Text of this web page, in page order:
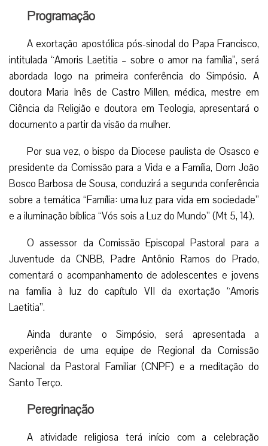
Programação
A exortação apostólica pós-sinodal do Papa Francisco,
intitulada “Amoris Laetitia – sobre o amor na família”, será
abordada logo na primeira conferência do Simpósio. A
doutora Maria Inês de Castro Millen, médica, mestre em
Ciência da Religião e doutora em Teologia, apresentará o
documento a partir da visão da mulher.
Por sua vez, o bispo da Diocese paulista de Osasco e
presidente da Comissão para a Vida e a Família, Dom João
Bosco Barbosa de Sousa, conduzirá a segunda conferência
sobre a temática “Família: uma luz para vida em sociedade”
e a iluminação bíblica “Vós sois a Luz do Mundo” (Mt 5, 14).
O assessor da Comissão Episcopal Pastoral para a
Juventude da CNBB, Padre Antônio Ramos do Prado,
comentará o acompanhamento de adolescentes e jovens
na família à luz do capítulo VII da exortação “Amoris
Laetitia”.
Ainda durante o Simpósio, será apresentada a
experiência de uma equipe de Regional da Comissão
Nacional da Pastoral Familiar (CNPF) e a meditação do
Santo Terço.
Peregrinação
A atividade religiosa terá início com a celebração